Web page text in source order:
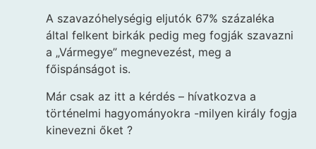
A szavazóhelységig eljutók 67% százaléka
által felkent birkák pedig meg fogják szavazni
a „Vármegye” megnevezést, meg a
főispánságot is.
Már csak az itt a kérdés – hívatkozva a
történelmi hagyományokra -milyen király fogja
kinevezni őket ?